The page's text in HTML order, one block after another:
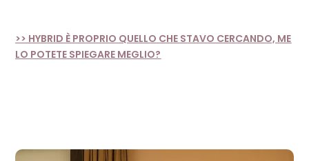
>> HYBRID È PROPRIO QUELLO CHE STAVO CERCANDO, ME
LO POTETE SPIEGARE MEGLIO?